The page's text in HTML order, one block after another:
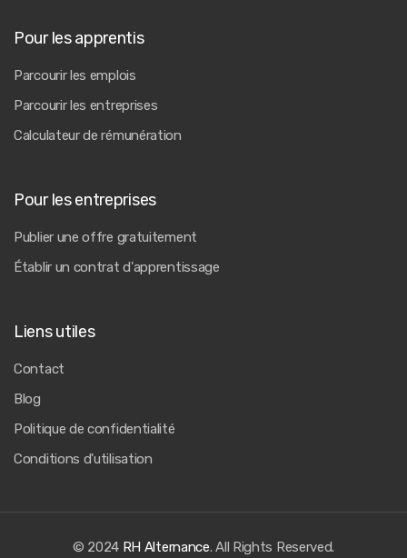
Pour les apprentis
Parcourir les emplois
Parcourir les entreprises
Calculateur de rémunération
Pour les entreprises
Publier une offre gratuitement
Établir un contrat d'apprentissage
Liens utiles
Contact
Blog
Politique de confidentialité
Conditions d'utilisation
© 2024 RH Alternance. All Rights Reserved.